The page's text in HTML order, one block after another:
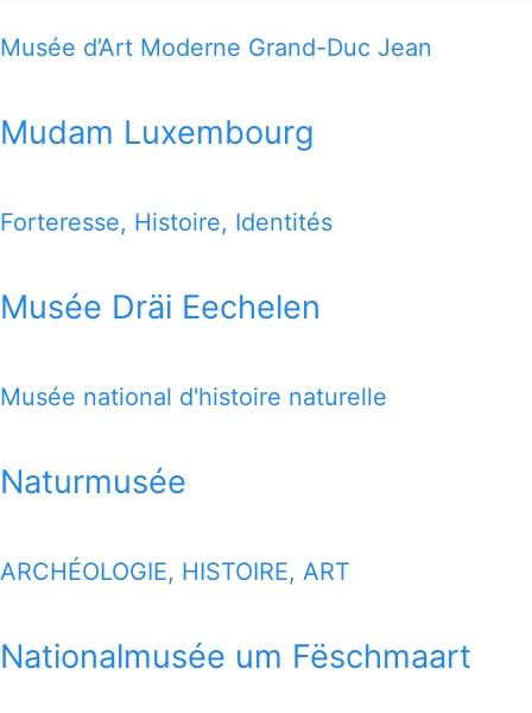
L-2345 Luxembourg
THIS MAP OFFERS YOU A QUICK VIEW HOW TO REACH
Musée d’Art Moderne Grand-Duc Jean
Mudam Luxembourg
Forteresse, Histoire, Identités
Musée Dräi Eechelen
Musée national d'histoire naturelle
Naturmusée
ARCHÉOLOGIE, HISTOIRE, ART
Nationalmusée um Fëschmaart